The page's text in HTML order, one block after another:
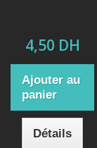
4,50 DH
Ajouter au
panier
Détails